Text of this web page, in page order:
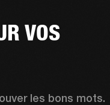
VOS
les bons mots.